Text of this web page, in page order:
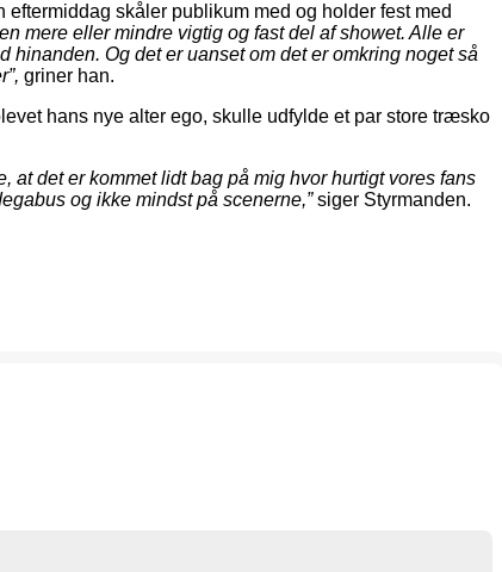
skåler publikum med og holder fest med
mere eller mindre vigtig og fast del af showet. Alle er
Og det er uanset om det er omkring noget så
griner han.
hans nye alter ego, skulle udfylde et par store træsko
at det er kommet lidt bag på mig hvor hurtigt vores fans
og ikke mindst på scenerne,”siger Styrmanden.